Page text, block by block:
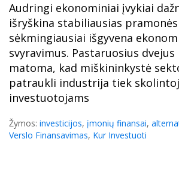
Audringi ekonominiai įvykiai
išryškina stabiliausias
sėkmingiausiai išgyvena
svyravimus. Pastaruosius dvejus
matoma, kad miškininkystė
patraukli industrija tiek
investuotojams
Žymos: investicijos, įmonių finansai,
Verslo Finansavimas, Kur Investuoti